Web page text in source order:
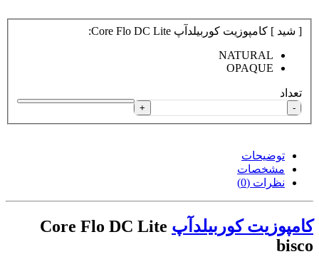
[ شید ] کامپوزیت کوربیلدآپ Core Flo DC Lite:
NATURAL
OPAQUE
تعداد
-
+
توضیحات
مشخصات
نظرات (0)
کامپوزیت کوربیلدآپ Core Flo DC Lite
bisco